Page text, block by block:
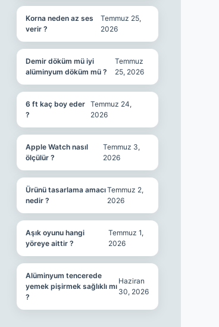
Korna neden az ses
verir ?
Temmuz 25,
2026
Demir döküm mü iyi
alüminyum döküm mü ?
Temmuz
25, 2026
6 ft kaç boy eder
?
Temmuz 24,
2026
Apple Watch nasıl
ölçülür ?
Temmuz 3,
2026
Ürünü tasarlama amacı
nedir ?
Temmuz 2,
2026
Aşık oyunu hangi
yöreye aittir ?
Temmuz 1,
2026
Alüminyum tencerede
yemek pişirmek sağlıklı mı
?
Haziran
30, 2026